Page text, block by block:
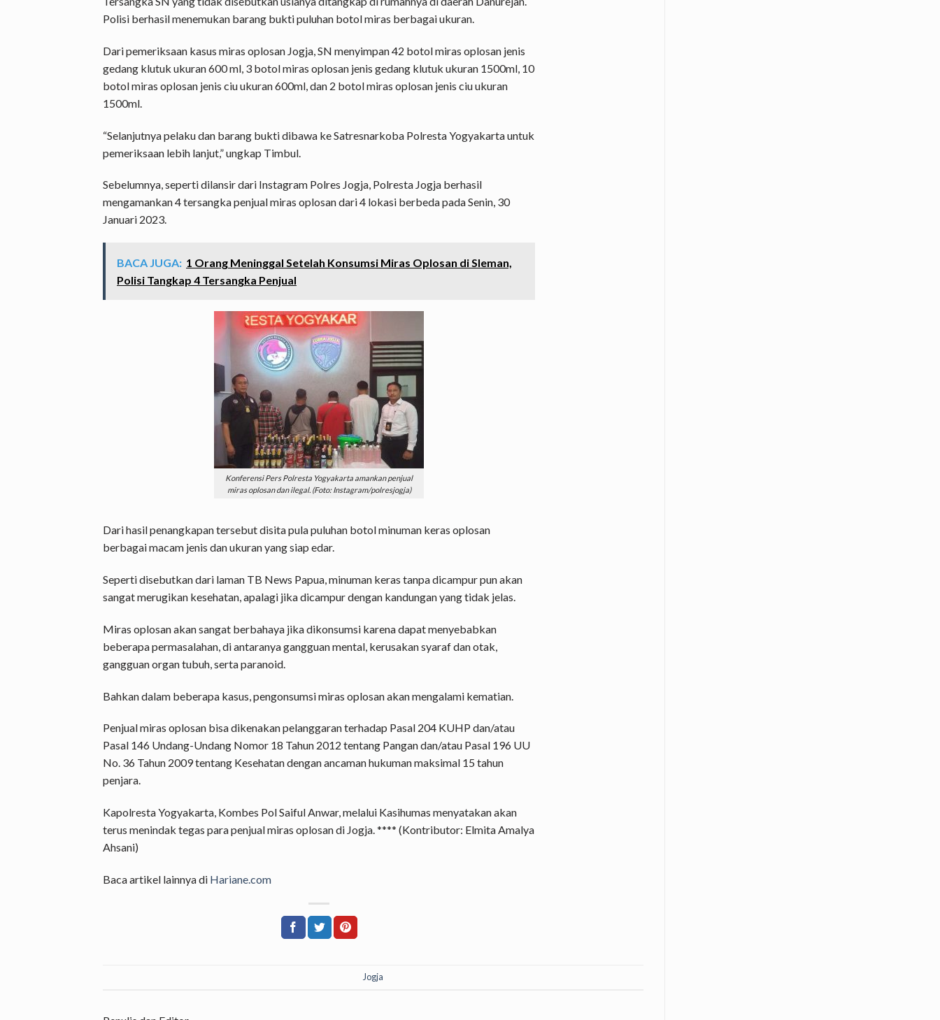
Polisi berhasil menemukan barang bukti puluhan botol miras berbagai ukuran.
Dari pemeriksaan kasus miras oplosan Jogja, SN menyimpan 42 botol miras oplosan jenis
gedang klutuk ukuran 600 ml, 3 botol miras oplosan jenis gedang klutuk ukuran 1500ml, 10
botol miras oplosan jenis ciu ukuran 600ml, dan 2 botol miras oplosan jenis ciu ukuran
1500ml.
“Selanjutnya pelaku dan barang bukti dibawa ke Satresnarkoba Polresta Yogyakarta untuk
pemeriksaan lebih lanjut,” ungkap Timbul.
Sebelumnya, seperti dilansir dari Instagram Polres Jogja, Polresta Jogja berhasil
mengamankan 4 tersangka penjual miras oplosan dari 4 lokasi berbeda pada Senin, 30
Januari 2023.
BACA JUGA: 1 Orang Meninggal Setelah Konsumsi Miras Oplosan di Sleman,
Polisi Tangkap 4 Tersangka Penjual
Konferensi Pers Polresta Yogyakarta amankan penjual
miras oplosan dan ilegal. (Foto: Instagram/polresjogja)
Dari hasil penangkapan tersebut disita pula puluhan botol minuman keras oplosan
berbagai macam jenis dan ukuran yang siap edar.
Seperti disebutkan dari laman TB News Papua, minuman keras tanpa dicampur pun akan
sangat merugikan kesehatan, apalagi jika dicampur dengan kandungan yang tidak jelas.
Miras oplosan akan sangat berbahaya jika dikonsumsi karena dapat menyebabkan
beberapa permasalahan, di antaranya gangguan mental, kerusakan syaraf dan otak,
gangguan organ tubuh, serta paranoid.
Bahkan dalam beberapa kasus, pengonsumsi miras oplosan akan mengalami kematian.
Penjual miras oplosan bisa dikenakan pelanggaran terhadap Pasal 204 KUHP dan/atau
Pasal 146 Undang-Undang Nomor 18 Tahun 2012 tentang Pangan dan/atau Pasal 196 UU
No. 36 Tahun 2009 tentang Kesehatan dengan ancaman hukuman maksimal 15 tahun
penjara.
Kapolresta Yogyakarta, Kombes Pol Saiful Anwar, melalui Kasihumas menyatakan akan
terus menindak tegas para penjual miras oplosan di Jogja. **** (Kontributor: Elmita Amalya
Ahsani)
Baca artikel lainnya di Hariane.com
Jogja